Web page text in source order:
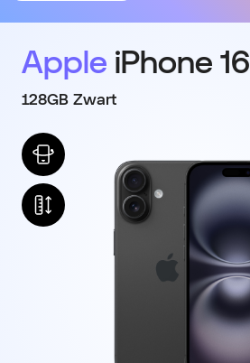
Apple iPhone 16
128GB Zwart